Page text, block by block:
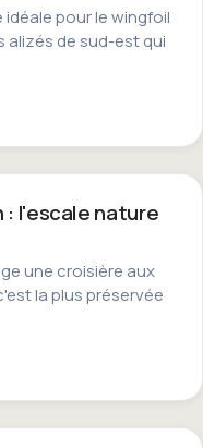
pour le wingfoil
alizés de sud-est qui
: l'escale nature
une croisière aux
la plus préservée